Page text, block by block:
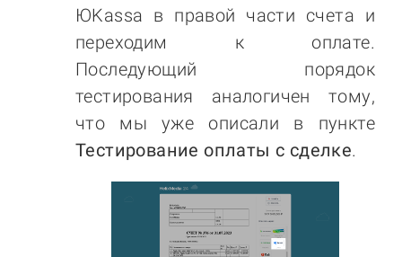
ЮKassa в правой части счета и
переходим к оплате.
Последующий порядок
тестирования аналогичен тому,
что мы уже описали в пункте
Тестирование оплаты с сделке.